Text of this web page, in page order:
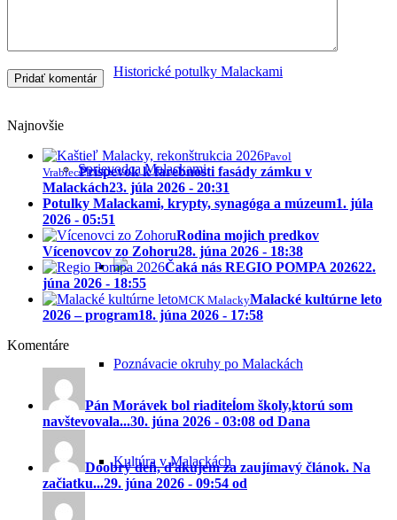
Historické potulky Malackami
Sprievodca Malackami
Poznávacie okruhy po Malackách
Kultúra v Malackách
Najnovšie
Pavol
VrablecPríspevok k farebnosti fasády zámku v
Malackách23. júla 2026 - 20:31
Potulky Malackami, krypty, synagóga a múzeum1. júla
2026 - 05:51
Rodina mojich predkov
Vícenovcov zo Zohoru28. júna 2026 - 18:38
Čaká nás REGIO POMPA 202622.
júna 2026 - 18:55
MCK MalackyMalacké kultúrne leto
2026 – program18. júna 2026 - 17:58
Komentáre
Pán Morávek bol riaditeĺom školy,ktorú som
navštevovala...30. júna 2026 - 03:08 od Dana
Doobrý deň, ďakujem za zaujímavý článok. Na
začiatku...29. júna 2026 - 09:54 od